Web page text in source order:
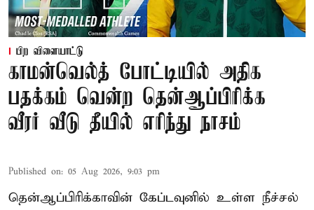
பிற விளையாட்டு
காமன்வெல்த் போட்டியில் அதிக
பதக்கம் வென்ற தென்ஆப்பிரிக்க
வீரர் வீடு தீயில் எரிந்து நாசம்
Published on: 05 Aug 2026, 9:03 pm
தென்ஆப்பிரிக்காவின் கேப்டவுனில் உள்ள நீச்சல்